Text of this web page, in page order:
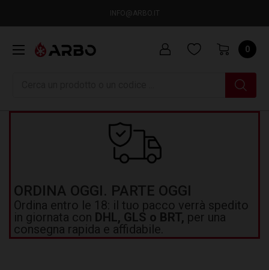
INFO@ARBO.IT
0
ORDINA OGGI. PARTE OGGI
Ordina entro le 18: il tuo pacco verrà spedito
in giornata con DHL, GLS o BRT, per una
consegna rapida e affidabile.